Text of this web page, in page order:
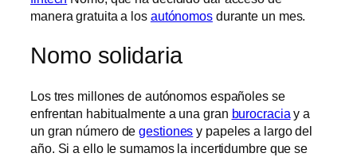
manera gratuita a los autónomosdurante un mes.
Nomo solidaria
Los tres millones de autónomos españoles se
enfrentan habitualmente a una gran burocracia y a
un gran número degestiones y papeles a largo del
año. Si a ello le sumamos la incertidumbre que se